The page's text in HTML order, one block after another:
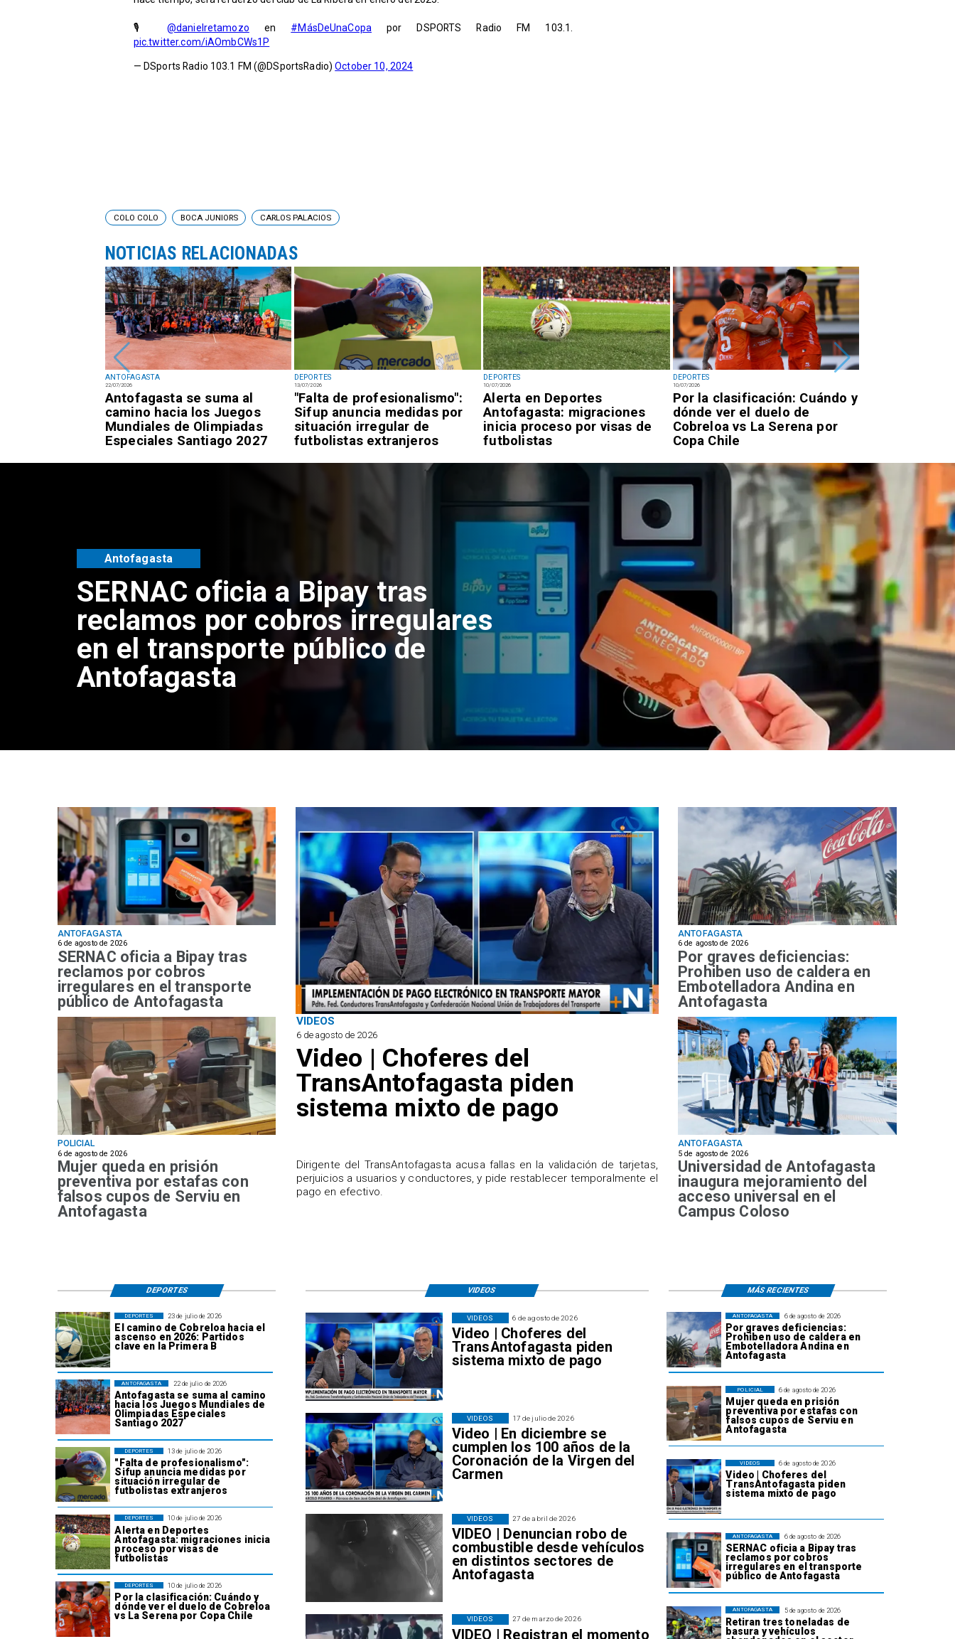
🎙️ @danielretamozo en #MásDeUnaCopa por DSPORTS Radio FM 103.1.
pic.twitter.com/iAOmbCWs1P
— DSports Radio 103.1 FM (@DSportsRadio)October 10, 2024
ANTOFAGASTA
22/07/2026
Antofagasta se suma al
camino hacia los Juegos
Mundiales de Olimpiadas
Especiales Santiago 2027
DEPORTES
13/07/2026
"Falta de profesionalismo":
Sifup anuncia medidas por
situación irregular de
futbolistas extranjeros
DEPORTES
10/07/2026
Alerta en Deportes
Antofagasta: migraciones
inicia proceso por visas de
futbolistas
DEPORTES
10/07/2026
Por la clasificación: Cuándo y
dónde ver el duelo de
Cobreloa vs La Serena por
Copa Chile
COLO COLO BOCA JUNIORS CARLOS PALACIOS
NOTICIAS RELACIONADAS
SERNAC oficia a Bipay tras
reclamos por cobros irregulares
en el transporte público de
Antofagasta
Antofagasta
ANTOFAGASTA
6 de agosto de 2026
SERNAC oficia a Bipay tras
reclamos por cobros
irregulares en el transporte
público de Antofagasta
VIDEOS
6 de agosto de 2026
Video | Choferes del
TransAntofagasta piden
sistema mixto de pago
​Dirigente del TransAntofagasta acusa fallas en la validación de tarjetas,
perjuicios a usuarios y conductores, y pide restablecer temporalmente el
pago en efectivo.
POLICIAL
6 de agosto de 2026
Mujer queda en prisión
preventiva por estafas con
falsos cupos de Serviu en
Antofagasta
ANTOFAGASTA
6 de agosto de 2026
Por graves deficiencias:
Prohiben uso de caldera en
Embotelladora Andina en
Antofagasta
ANTOFAGASTA
5 de agosto de 2026
Universidad de Antofagasta
inaugura mejoramiento del
acceso universal en el
Campus Coloso
6 de agosto de 2026
Por graves deficiencias:
Prohiben uso de caldera en
Embotelladora Andina en
Antofagasta
ANTOFAGASTA
6 de agosto de 2026
Mujer queda en prisión
preventiva por estafas con
falsos cupos de Serviu en
Antofagasta
POLICIAL
6 de agosto de 2026
Video | Choferes del
TransAntofagasta piden
sistema mixto de pago
VIDEOS
6 de agosto de 2026
SERNAC oficia a Bipay tras
reclamos por cobros
irregulares en el transporte
público de Antofagasta
ANTOFAGASTA
5 de agosto de 2026
Retiran tres toneladas de
basura y vehículos
ANTOFAGASTA
23 de julio de 2026
El camino de Cobreloa hacia el
ascenso en 2026: Partidos
clave en la Primera B
DEPORTES
22 de julio de 2026
Antofagasta se suma al camino
hacia los Juegos Mundiales de
Olimpiadas Especiales
Santiago 2027
ANTOFAGASTA
13 de julio de 2026
"Falta de profesionalismo":
Sifup anuncia medidas por
situación irregular de
futbolistas extranjeros
DEPORTES
10 de julio de 2026
Alerta en Deportes
Antofagasta: migraciones inicia
proceso por visas de
futbolistas
DEPORTES
10 de julio de 2026
Por la clasificación: Cuándo y
dónde ver el duelo de Cobreloa
vs La Serena por Copa Chile
DEPORTES
6 de agosto de 2026
Video | Choferes del
TransAntofagasta piden
sistema mixto de pago
VIDEOS
17 de julio de 2026
Video | En diciembre se
cumplen los 100 años de la
Coronación de la Virgen del
Carmen
VIDEOS
27 de abril de 2026
VIDEO | Denuncian robo de
combustible desde vehículos
en distintos sectores de
Antofagasta
VIDEOS
27 de marzo de 2026
VIDEO | Registran el momento
VIDEOS
VIDEOS
DEPORTES MÁS RECIENTES